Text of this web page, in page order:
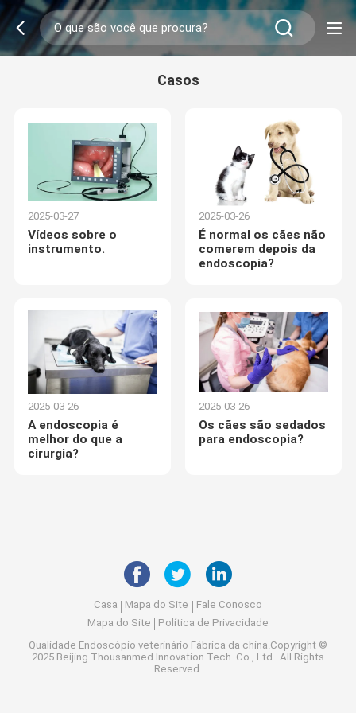
Casos
2025-03-27
Vídeos sobre o
instrumento.
2025-03-26
É normal os cães não
comerem depois da
endoscopia?
2025-03-26
A endoscopia é
melhor do que a
cirurgia?
2025-03-26
Os cães são sedados
para endoscopia?
Casa Mapa do Site
Fale Conosco
Mapa do Site
Política de Privacidade
Qualidade Endoscópio veterinário Fábrica da china.Copyright ©
2025 Beijing Thousanmed Innovation Tech. Co., Ltd.. All Rights
Reserved.